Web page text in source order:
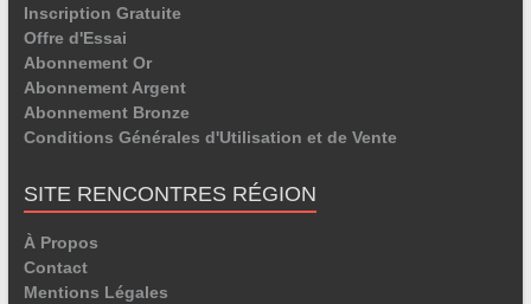
Inscription Gratuite
Offre d'Essai
Abonnement Or
Abonnement Argent
Abonnement Bronze
Conditions Générales d'Utilisation et de Vente
SITE RENCONTRES RÉGION
À Propos
Contact
Mentions Légales